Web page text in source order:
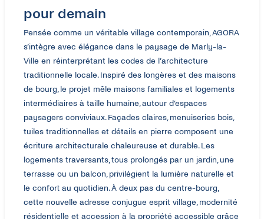
pour demain
Pensée comme un véritable village contemporain, AGORA
s’intègre avec élégance dans le paysage de Marly-la-
Ville en réinterprétant les codes de l’architecture
traditionnelle locale. Inspiré des longères et des maisons
de bourg, le projet mêle maisons familiales et logements
intermédiaires à taille humaine, autour d’espaces
paysagers conviviaux. Façades claires, menuiseries bois,
tuiles traditionnelles et détails en pierre composent une
écriture architecturale chaleureuse et durable. Les
logements traversants, tous prolongés par un jardin, une
terrasse ou un balcon, privilégient la lumière naturelle et
le confort au quotidien. À deux pas du centre-bourg,
cette nouvelle adresse conjugue esprit village, modernité
résidentielle et accession à la propriété accessible grâce